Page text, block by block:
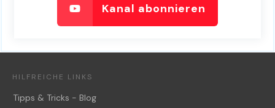
Kanal abonnieren
HILFREICHE LINKS
Tipps & Tricks - Blog